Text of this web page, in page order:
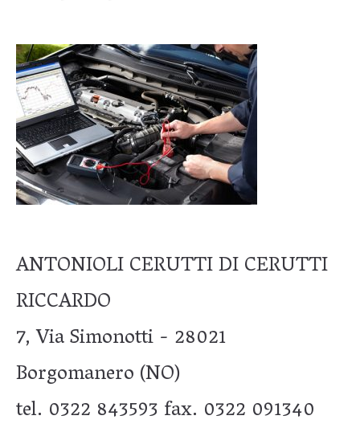
ANTONIOLI CERUTTI DI CERUTTI
RICCARDO
7, Via Simonotti - 28021
Borgomanero (NO)
tel. 0322 843593 fax. 0322 091340